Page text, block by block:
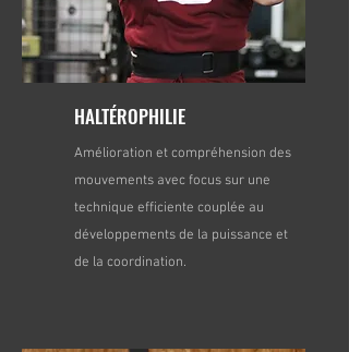
HALTÉROPHILIE
Amélioration et compréhension des
mouvements avec focus sur une
technique efficiente couplée au
développements de la puissance et
de la coordination.